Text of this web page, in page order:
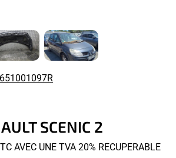
651001097R
SCENIC 2
AVEC UNE TVA 20% RECUPERABLE